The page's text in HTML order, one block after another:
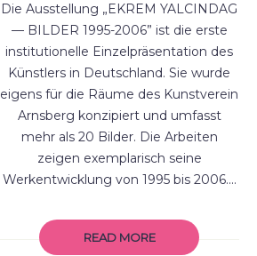
Die Ausstellung „EKREM YALCINDAG
— BILDER 1995-2006” ist die erste
institutionelle Einzelpräsentation des
Künstlers in Deutschland. Sie wurde
eigens für die Räume des Kunstverein
Arnsberg konzipiert und umfasst
mehr als 20 Bilder. Die Arbeiten
zeigen exemplarisch seine
Werkentwicklung von 1995 bis 2006....
READ MORE